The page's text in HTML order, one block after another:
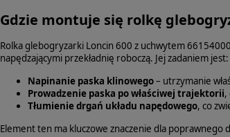
Gdzie montuje się rolkę
Rolka glebogryzarki Loncin 600 z uchwytem
napędzającymi przekładnię roboczą. Jej zadaniem jest:
Napinanie paska klinowego– utrzymanie
Prowadzenie paska po właściwej trajektorii,
Tłumienie drgań układu napędowego, co
Element ten ma kluczowe znaczenie dla poprawnego